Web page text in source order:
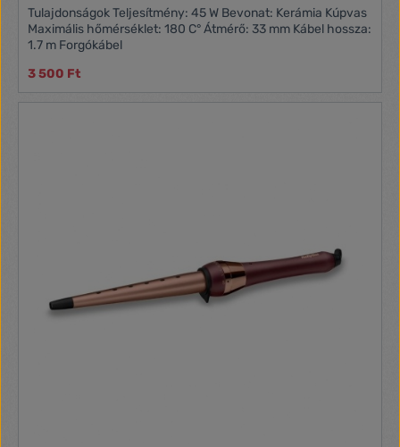
Tulajdonságok Teljesítmény: 45 W Bevonat: Kerámia Kúpvas
Maximális hőmérséklet: 180 C° Átmérő: 33 mm Kábel hossza:
1.7 m Forgókábel
3 500 Ft